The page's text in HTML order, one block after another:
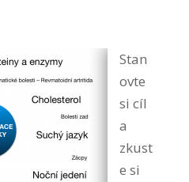
Stan
ovte
si cíl
a
zkust
e si